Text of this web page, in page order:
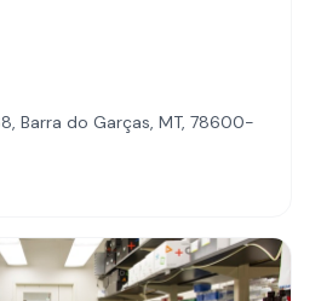
Barra do Garças, MT, 78600-